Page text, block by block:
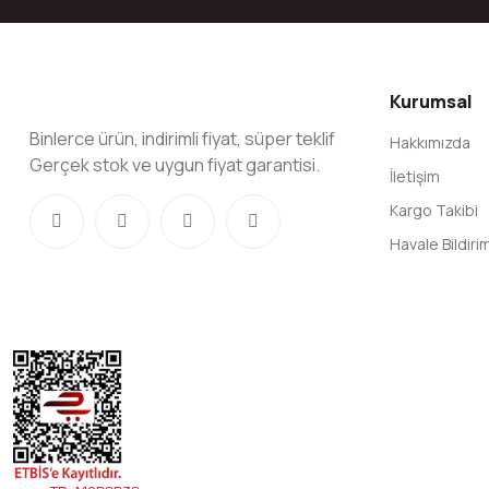
Binlerce ürün, indirimli fiyat, süper teklif
Gerçek stok ve uygun fiyat garantisi.
Kurumsal
Hakkımızda
İletişim
Kargo Takibi
Havale